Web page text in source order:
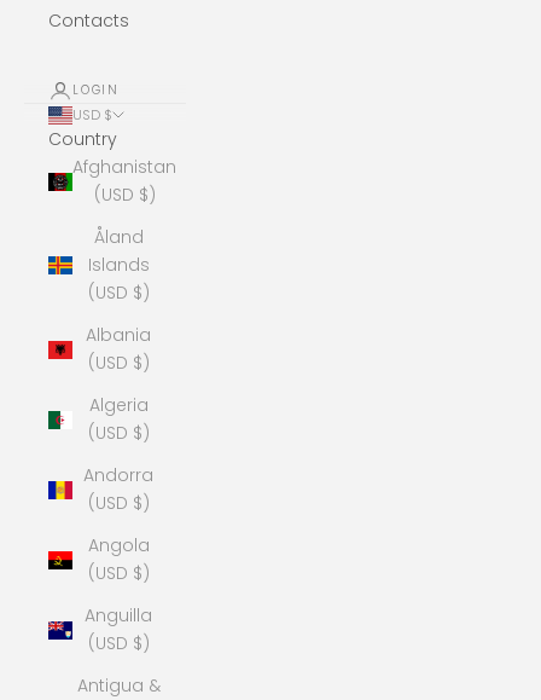
Contacts
LOGIN
USD $
Country
Afghanistan
(USD $)
Åland
Islands
(USD $)
Albania
(USD $)
Algeria
(USD $)
Andorra
(USD $)
Angola
(USD $)
Anguilla
(USD $)
Antigua &